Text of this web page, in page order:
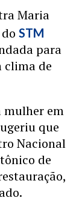
Maria
STM
para
clima de
mulher em
que
Nacional
de